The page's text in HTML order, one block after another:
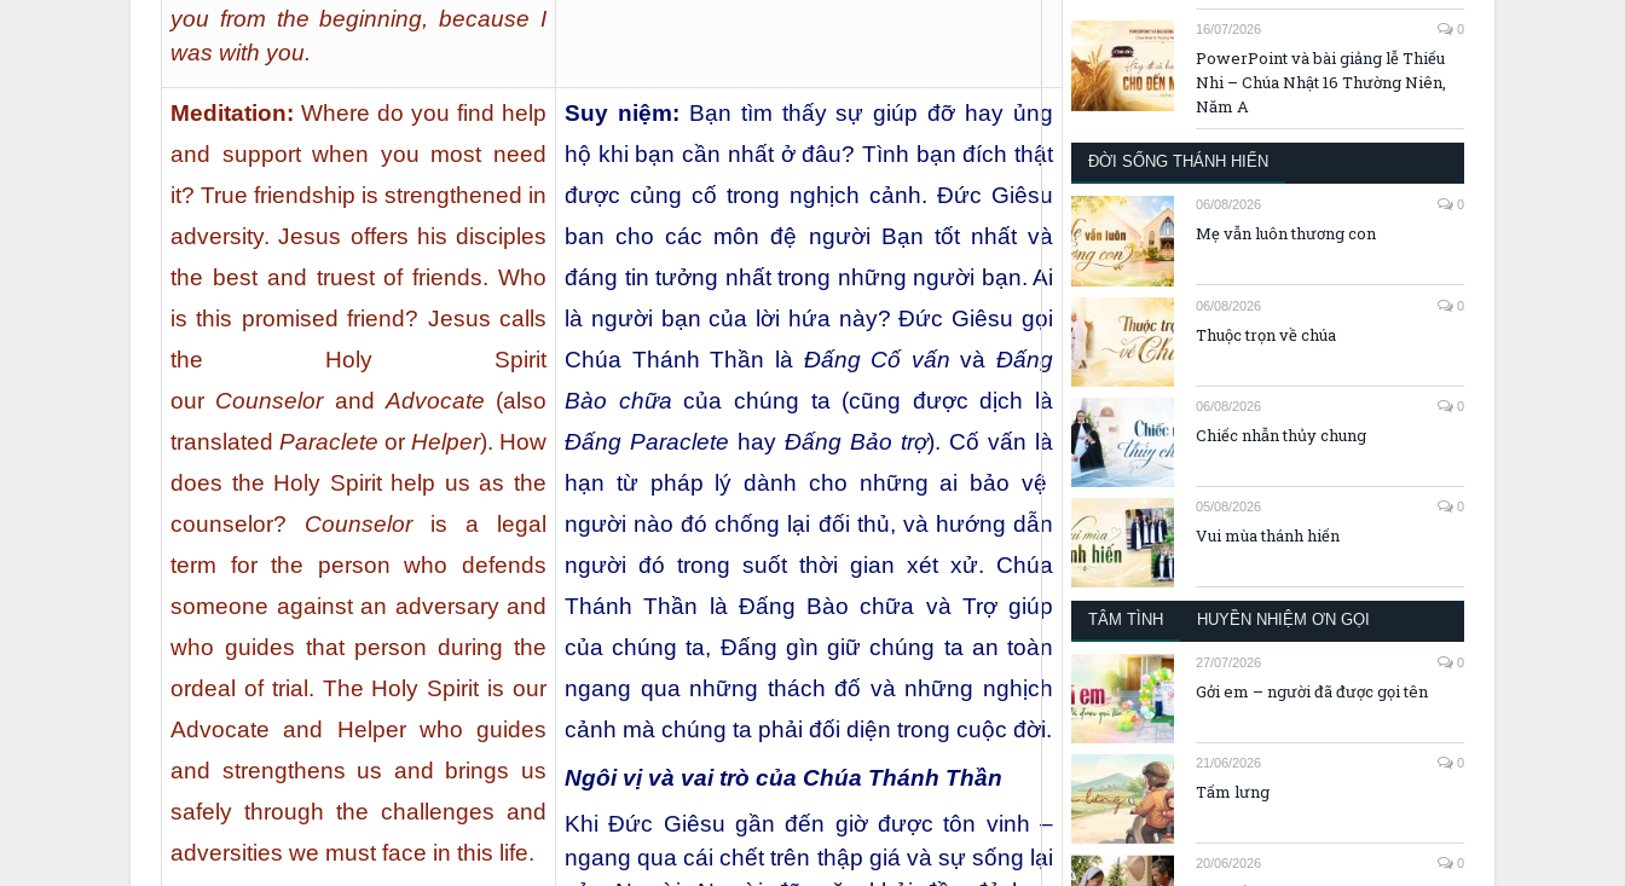
you from the beginning, because I
was with you.
Meditation: Where do you find help
and support when you most need
it? True friendship is strengthened in
adversity. Jesus offers his disciples
the best and truest of friends. Who
is this promised friend? Jesus calls
the Holy Spirit
our CounselorandAdvocate (also
translated Paraclete or Helper). How
does the Holy Spirit help us as the
counselor? Counseloris a legal
term for the person who defends
someone against an adversary and
who guides that person during the
ordeal of trial. The Holy Spirit is our
Advocate and Helper who guides
and strengthens us and brings us
safely through the challenges and
adversities we must face in this life.
Suy niệm: Bạn tìm thấy sự giúp đỡ hay ủng
hộ khi bạn cần nhất ở đâu? Tình bạn đích thật
được củng cố trong nghịch cảnh. Ðức Giêsu
ban cho các môn đệ người Bạn tốt nhất và
đáng tin tưởng nhất trong những người bạn. Ai
là người bạn của lời hứa này? Ðức Giêsu gọi
Chúa Thánh Thần là Đấng Cố vấn và Đấng
Bào chữa của chúng ta (cũng được dịch là
Đấng Paraclete hay Đấng Bảo trợ). Cố vấn là
hạn từ pháp lý dành cho những ai bảo vệ
người nào đó chống lại đối thủ, và hướng dẫn
người đó trong suốt thời gian xét xử. Chúa
Thánh Thần là Đấng Bào chữa và Trợ giúp
của chúng ta, Đấng gìn giữ chúng ta an toàn
ngang qua những thách đố và những nghịch
cảnh mà chúng ta phải đối diện trong cuộc đời.
Ngôi vị và vai trò của Chúa Thánh Thần
Khi Ðức Giêsu gần đến giờ được tôn vinh –
ngang qua cái chết trên thập giá và sự sống lại
16/07/2026 0
PowerPoint và bài giảng lễ Thiếu
Nhi – Chúa Nhật 16 Thường Niên,
Năm A
ĐỜI SỐNG THÁNH HIẾN
06/08/2026 0
Mẹ vẫn luôn thương con
06/08/2026 0
Thuộc trọn về chúa
06/08/2026 0
Chiếc nhẫn thủy chung
05/08/2026 0
Vui mùa thánh hiến
TÂM TÌNH HUYỀN NHIỆM ƠN GỌI
27/07/2026 0
Gởi em – người đã được gọi tên
21/06/2026 0
Tấm lưng
20/06/2026 0